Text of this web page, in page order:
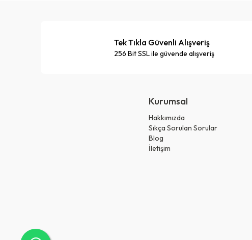
Tek Tıkla Güvenli Alışveriş
256 Bit SSL ile güvende alışveriş
Kurumsal
Hakkımızda
Sıkça Sorulan Sorular
Blog
İletişim